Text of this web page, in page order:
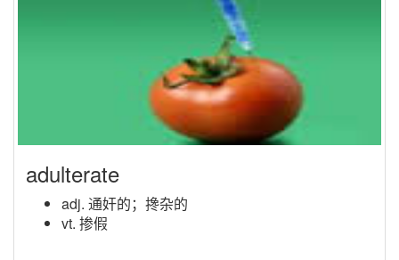
adulterate
adj. 通奸的；搀杂的
vt. 掺假